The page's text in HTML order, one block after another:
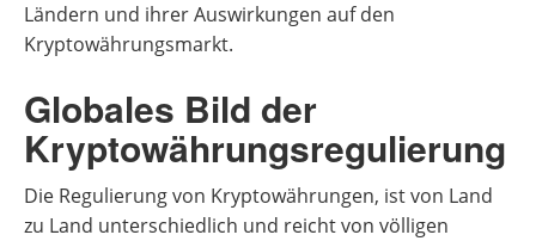
Ländern und ihrer Auswirkungen auf den
Kryptowährungsmarkt.
Globales Bild der
Kryptowährungsregulierung
Die Regulierung von Kryptowährungen, ist von Land
zu Land unterschiedlich und reicht von völligen